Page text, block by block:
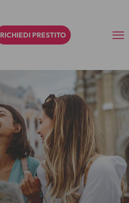
RICHIEDI PRESTITO